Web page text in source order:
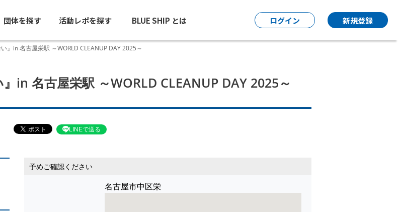
団体を探す 活動レポを探す BLUE SHIP とは ログイン 新規登録
』in 名古屋栄駅 ～WORLD CLEANUP DAY 2025～
in 名古屋栄駅 ～WORLD CLEANUP DAY 2025～
LINEで送る
予めご確認ください
名古屋市中区栄